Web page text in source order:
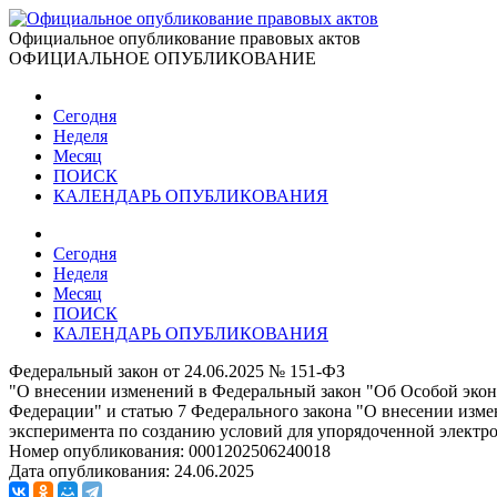
Официальное опубликование правовых актов
ОФИЦИАЛЬНОЕ ОПУБЛИКОВАНИЕ
Сегодня
Неделя
Месяц
ПОИСК
КАЛЕНДАРЬ ОПУБЛИКОВАНИЯ
Сегодня
Неделя
Месяц
ПОИСК
КАЛЕНДАРЬ ОПУБЛИКОВАНИЯ
Федеральный закон от 24.06.2025 № 151-ФЗ
"О внесении изменений в Федеральный закон "Об Особой
Федерации" и статью 7 Федерального закона "О внесении
эксперимента по созданию условий для упорядоченной
Номер опубликования: 0001202506240018
Дата опубликования: 24.06.2025